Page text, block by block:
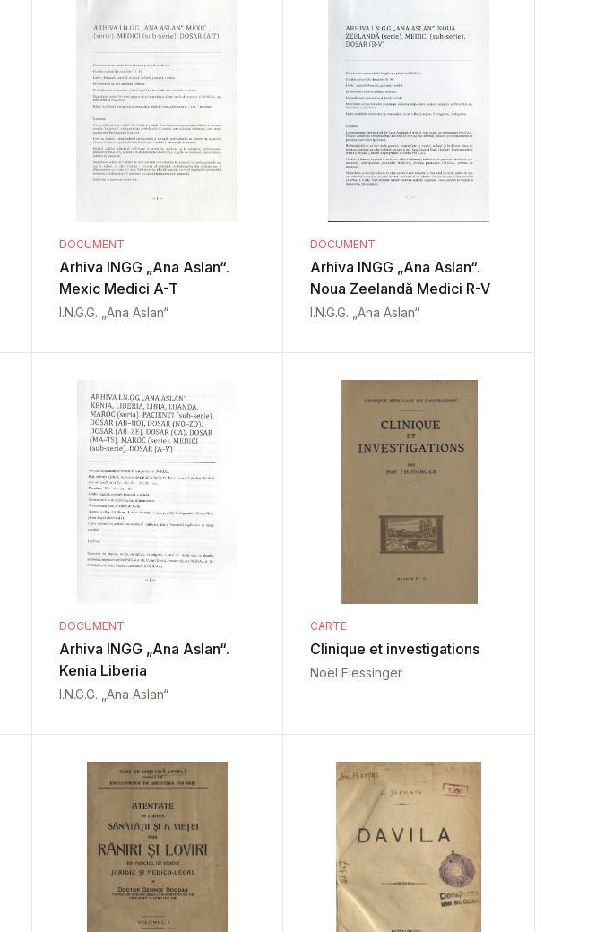
DOCUMENT
Arhiva INGG „Ana Aslan“.
Mexic Medici A-T
I.N.G.G. „Ana Aslan“
DOCUMENT
Arhiva INGG „Ana Aslan“.
Noua Zeelandă Medici R-V
I.N.G.G. „Ana Aslan“
DOCUMENT
Arhiva INGG „Ana Aslan“.
Kenia Liberia
I.N.G.G. „Ana Aslan“
CARTE
Clinique et investigations
Noël Fiessinger